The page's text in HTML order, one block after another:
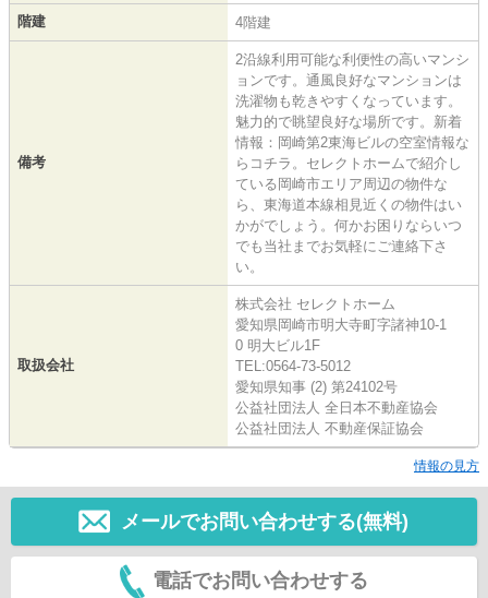
階建 4階建
備考
2沿線利用可能な利便性の高いマンシ
ョンです。通風良好なマンションは
洗濯物も乾きやすくなっています。
魅力的で眺望良好な場所です。新着
情報：岡崎第2東海ビルの空室情報な
らコチラ。セレクトホームで紹介し
ている岡崎市エリア周辺の物件な
ら、東海道本線相見近くの物件はい
かがでしょう。何かお困りならいつ
でも当社までお気軽にご連絡下さ
い。
取扱会社
株式会社 セレクトホーム
愛知県岡崎市明大寺町字諸神10-1
0 明大ビル1F
TEL:0564-73-5012
愛知県知事 (2) 第24102号
公益社団法人 全日本不動産協会
公益社団法人 不動産保証協会
情報の見方
メールでお問い合わせする(無料)
電話でお問い合わせする